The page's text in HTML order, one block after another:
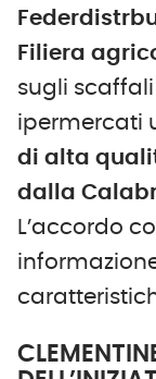
Filiera
sugli
ipermercati
di alta
dalla
L’accordo